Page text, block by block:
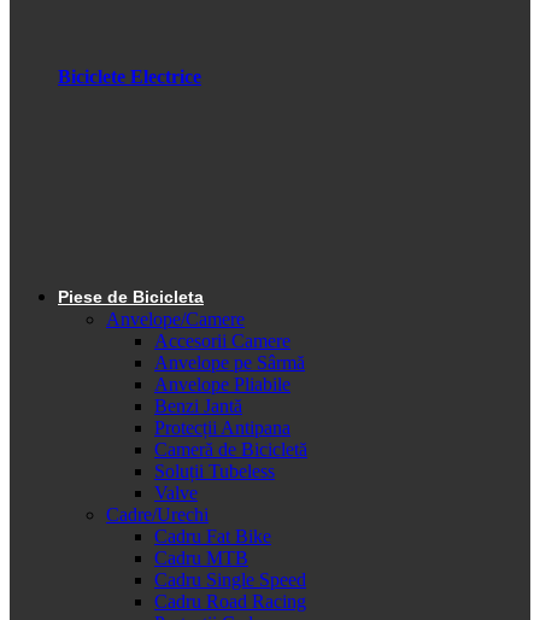
Biciclete Electrice
Piese de Bicicleta
Anvelope/Camere
Accesorii Camere
Anvelope pe Sârmă
Anvelope Pliabile
Benzi Jantă
Protecții Antipana
Cameră de Bicicletă
Soluții Tubeless
Valve
Cadre/Urechi
Cadru Fat Bike
Cadru MTB
Cadru Single Speed
Cadru Road Racing